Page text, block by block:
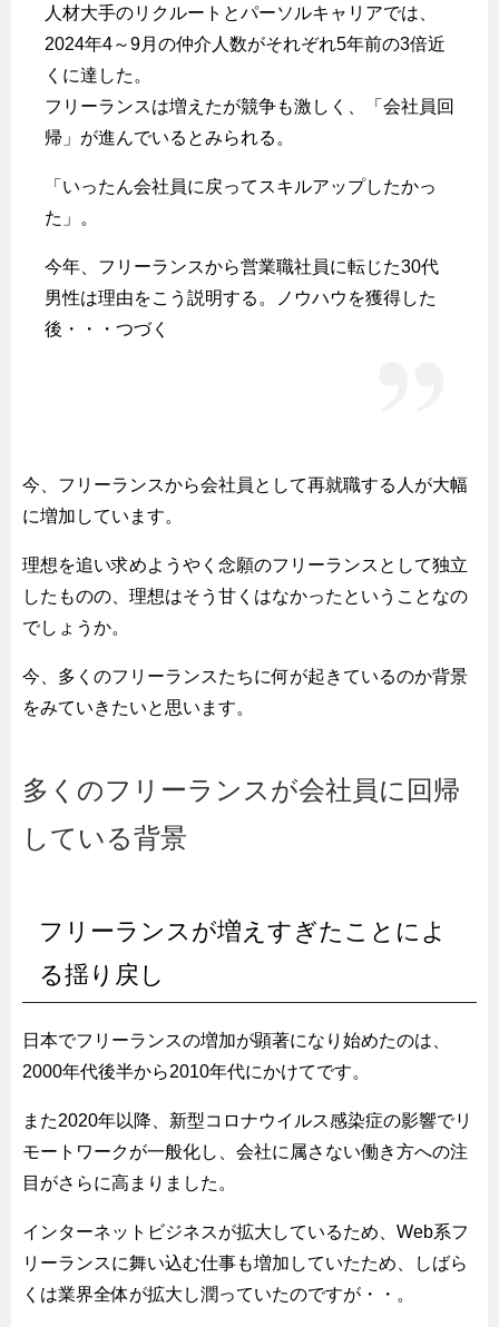
人材大手のリクルートとパーソルキャリアでは、
2024年4～9月の仲介人数がそれぞれ5年前の3倍近
くに達した。
フリーランスは増えたが競争も激しく、「会社員回
帰」が進んでいるとみられる。
「いったん会社員に戻ってスキルアップしたかっ
た」。
今年、フリーランスから営業職社員に転じた30代
男性は理由をこう説明する。ノウハウを獲得した
後・・・つづく
今、フリーランスから会社員として再就職する人が大幅
に増加しています。
理想を追い求めようやく念願のフリーランスとして独立
したものの、理想はそう甘くはなかったということなの
でしょうか。
今、多くのフリーランスたちに何が起きているのか背景
をみていきたいと思います。
多くのフリーランスが会社員に回帰
している背景
フリーランスが増えすぎたことによ
る揺り戻し
日本でフリーランスの増加が顕著になり始めたのは、
2000年代後半から2010年代にかけてです。
また2020年以降、新型コロナウイルス感染症の影響でリ
モートワークが一般化し、会社に属さない働き方への注
目がさらに高まりました。
インターネットビジネスが拡大しているため、Web系フ
リーランスに舞い込む仕事も増加していたため、しばら
くは業界全体が拡大し潤っていたのですが・・。